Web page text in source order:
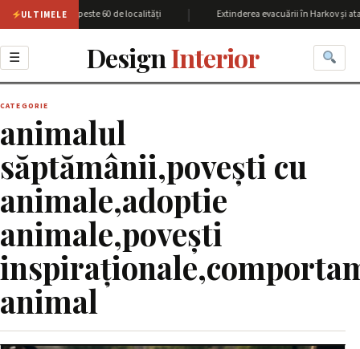
ULTIMELE
Harkov cu peste 60 de localități Extinderea evacuării în Harkov și
☰ DesignInterior
CATEGORIE
animalul
săptămânii,povești cu
animale,adoptie
animale,povești
animal